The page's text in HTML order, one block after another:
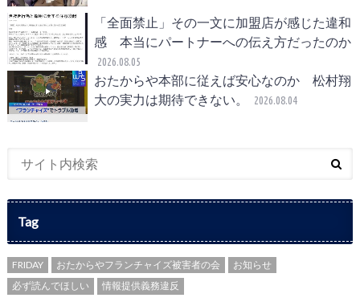
「全面禁止」その一文に加盟店が感じた違和
感 本当にパートナーへの伝え方だったのか
2026.08.05
おたからや本部に従えば安心なのか 松村翔
大の実力は期待できない。
2026.08.04
Tag
FRIDAY おたからやフランチャイズ被害者の会
お知らせ
必ず読んでほしい
情報提供義務違反